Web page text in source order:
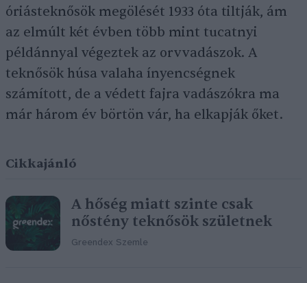
óriásteknősök megölését 1933 óta tiltják, ám
az elmúlt két évben több mint tucatnyi
példánnyal végeztek az orvvadászok. A
teknősök húsa valaha ínyencségnek
számított, de a védett fajra vadászókra ma
már három év börtön vár, ha elkapják őket.
Cikkajánló
A hőség miatt szinte csak
nőstény teknősök születnek
Greendex Szemle